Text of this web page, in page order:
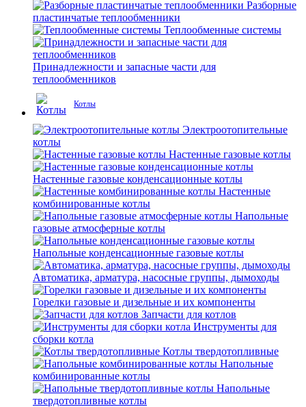
Разборные
пластинчатые теплообменники
Теплообменные системы
Принадлежности и запасные части для
теплообменников
Котлы
Электроотопительные
котлы
Настенные газовые котлы
Настенные газовые конденсационные котлы
Настенные
комбинированные котлы
Напольные
газовые атмосферные котлы
Напольные конденсационные газовые котлы
Автоматика, арматура, насосные группы, дымоходы
Горелки газовые и дизельные и их компоненты
Запчасти для котлов
Инструменты для
сборки котла
Котлы твердотопливные
Напольные
комбинированные котлы
Напольные
твердотопливные котлы